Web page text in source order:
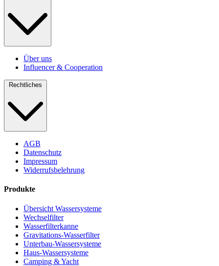
Über uns
Influencer & Cooperation
Rechtliches
AGB
Datenschutz
Impressum
Widerrufsbelehrung
Produkte
Übersicht Wassersysteme
Wechselfilter
Wasserfilterkanne
Gravitations-Wasserfilter
Unterbau-Wassersysteme
Haus-Wassersysteme
Camping & Yacht